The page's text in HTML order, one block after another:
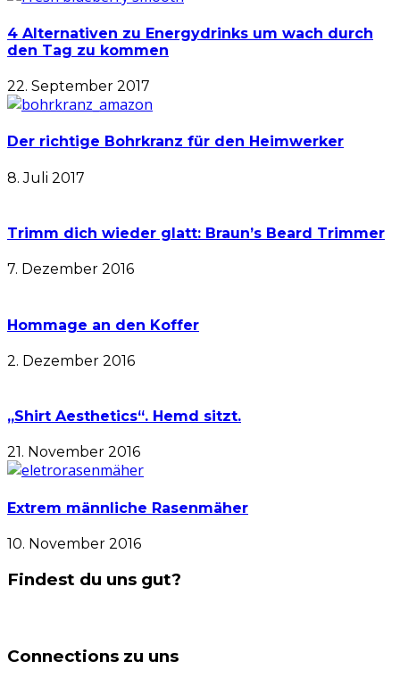
4 Alternativen zu Energydrinks um wach durch
den Tag zu kommen
22. September 2017
Der richtige Bohrkranz für den Heimwerker
8. Juli 2017
Trimm dich wieder glatt: Braun’s Beard Trimmer
7. Dezember 2016
Hommage an den Koffer
2. Dezember 2016
„Shirt Aesthetics“. Hemd sitzt.
21. November 2016
Extrem männliche Rasenmäher
10. November 2016
Findest du uns gut?
Connections zu uns